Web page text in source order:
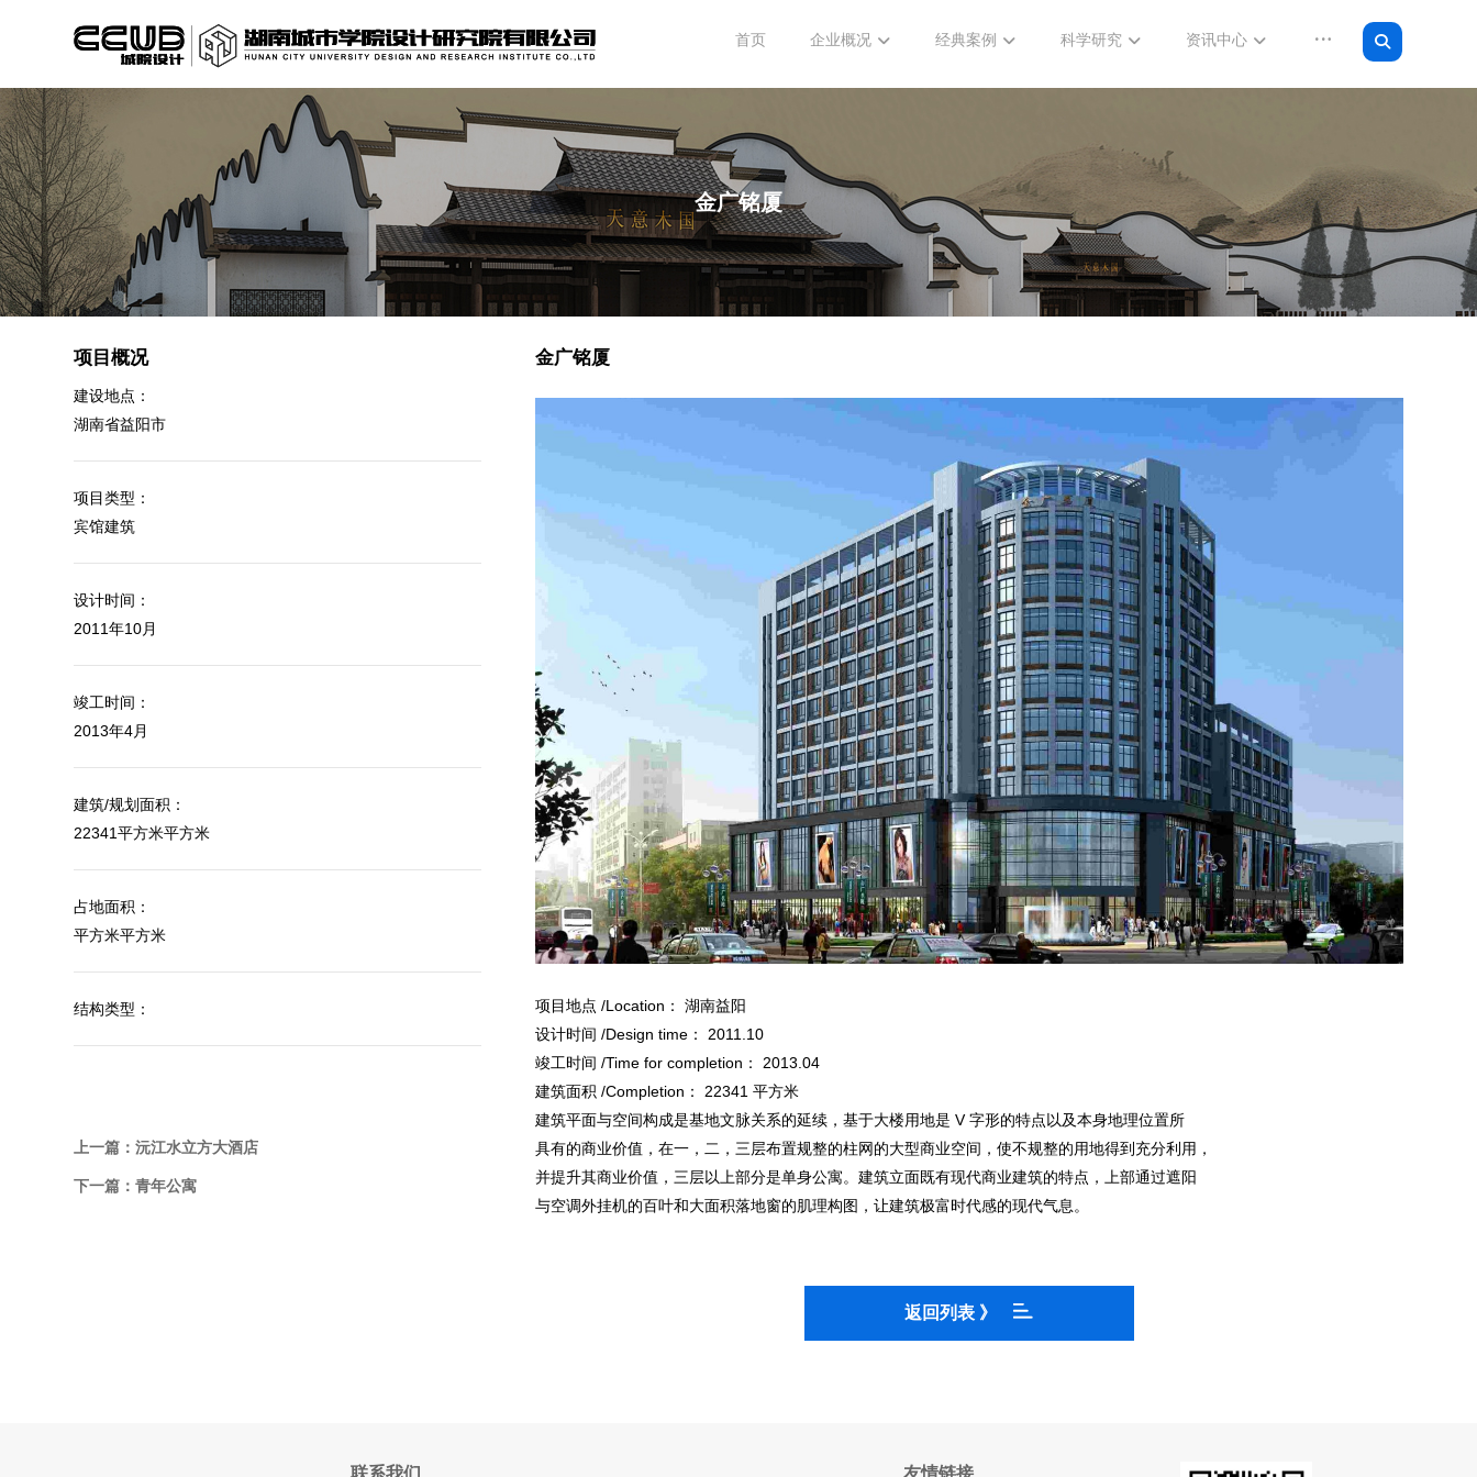
首页 企业概况 经典案例 科学研究 资讯中心
金广铭厦
金广铭厦
项目地点 /Location： 湖南益阳
设计时间 /Design time： 2011.10
竣工时间 /Time for completion： 2013.04
建筑面积 /Completion： 22341 平方米
建筑平面与空间构成是基地文脉关系的延续，基于大楼用地是 V 字形的特点以及本身地理位置所
具有的商业价值，在一，二，三层布置规整的柱网的大型商业空间，使不规整的用地得到充分利用，
并提升其商业价值，三层以上部分是单身公寓。建筑立面既有现代商业建筑的特点，上部通过遮阳
与空调外挂机的百叶和大面积落地窗的肌理构图，让建筑极富时代感的现代气息。
返回列表 》
项目概况
建设地点：
湖南省益阳市
项目类型：
宾馆建筑
设计时间：
2011年10月
竣工时间：
2013年4月
建筑/规划面积：
22341平方米平方米
占地面积：
平方米平方米
结构类型：
上一篇：沅江水立方大酒店
下一篇：青年公寓
联系我们 友情链接